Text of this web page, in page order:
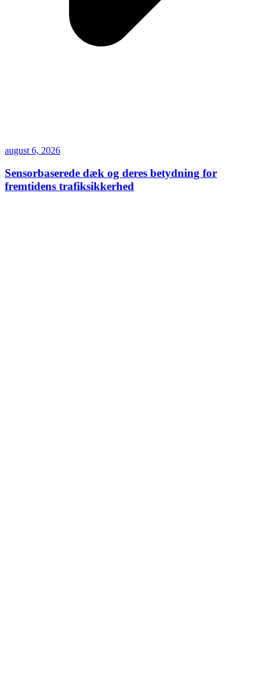
august 6, 2026
Sensorbaserede dæk og deres betydning for
fremtidens trafiksikkerhed